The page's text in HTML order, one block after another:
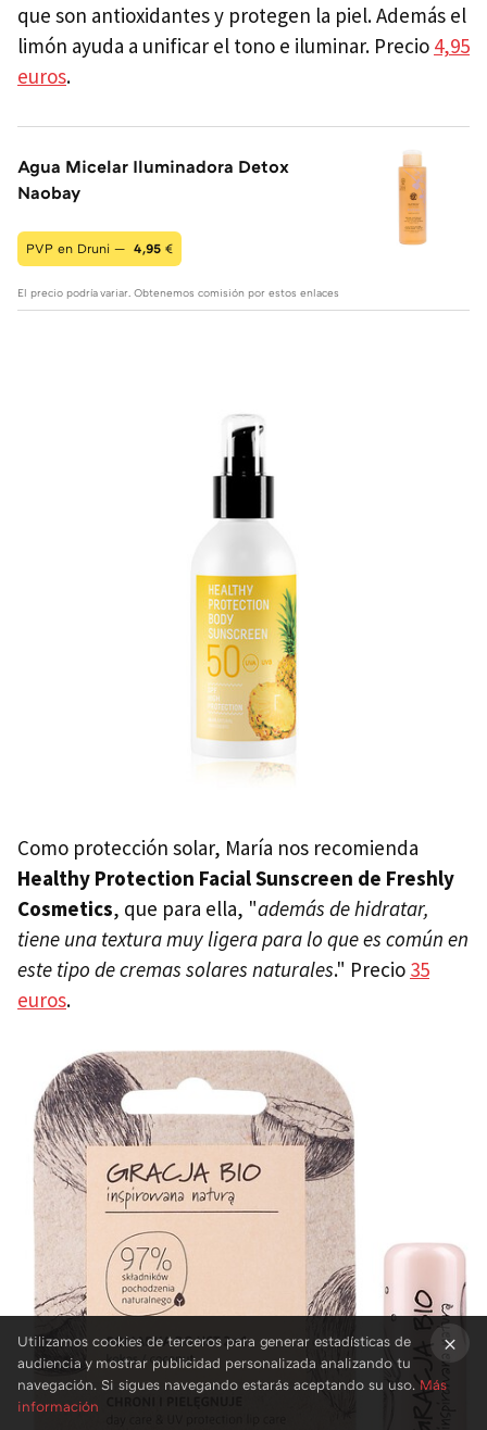
que son antioxidantes y protegen la piel. Además el
limón ayuda a unificar el tono e iluminar. Precio 4,95
euros.
Agua Micelar Iluminadora Detox
Naobay
PVP en Druni — 4,95 €
El precio podría variar. Obtenemos comisión por estos enlaces
Como protección solar, María nos recomienda
Healthy Protection Facial Sunscreen de Freshly
Cosmetics, que para ella, "además de hidratar,
tiene una textura muy ligera para lo que es común en
este tipo de cremas solares naturales." Precio 35
euros.
Utilizamos cookies de terceros para generar estadísticas de
audiencia y mostrar publicidad personalizada analizando tu
navegación. Si sigues navegando estarás aceptando su uso.Más
información